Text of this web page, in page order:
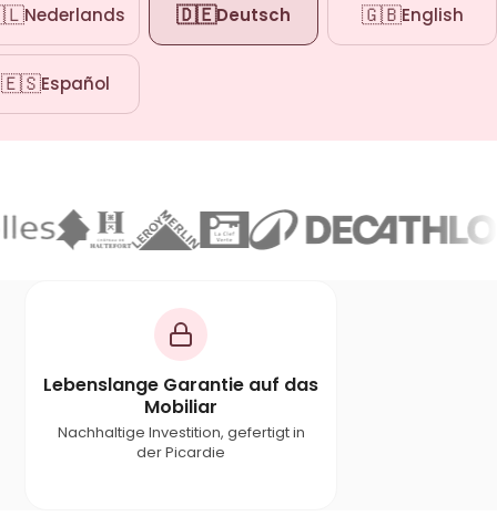
Nederlands 🇩🇪Deutsch 🇬🇧English
🇪🇸Español
uns
Lebenslange Garantie auf das
Mobiliar
Nachhaltige Investition, gefertigt in
der Picardie